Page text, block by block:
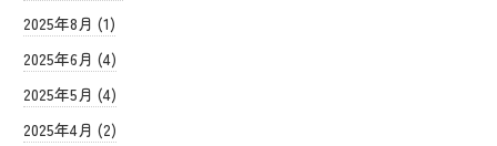
2025年8月 (1)
2025年6月 (4)
2025年5月 (4)
2025年4月 (2)